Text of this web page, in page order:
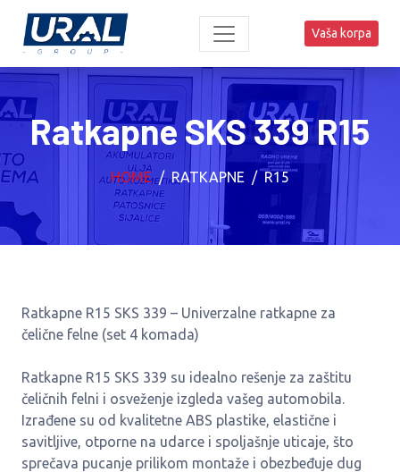
Vaša korpa
Ratkapne SKS 339 R15
HOME RATKAPNE R15
Ratkapne R15 SKS 339 – Univerzalne ratkapne za
čelične felne (set 4 komada)
Ratkapne R15 SKS 339 su idealno rešenje za zaštitu
čeličnih felni i osveženje izgleda vašeg automobila.
Izrađene su od kvalitetne ABS plastike, elastične i
savitljive, otporne na udarce i spoljašnje uticaje, što
sprečava pucanje prilikom montaže i obezbeđuje dug